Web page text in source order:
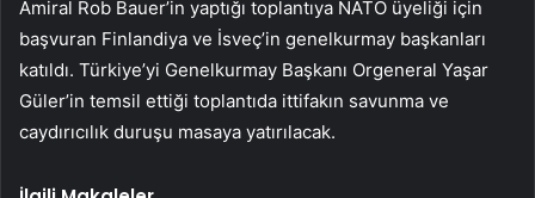
Amiral Rob Bauer’in yaptığı toplantıya NATO üyeliği için
başvuran Finlandiya ve İsveç’in genelkurmay başkanları
katıldı. Türkiye’yi Genelkurmay Başkanı Orgeneral Yaşar
Güler’in temsil ettiği toplantıda ittifakın savunma ve
caydırıcılık duruşu masaya yatırılacak.